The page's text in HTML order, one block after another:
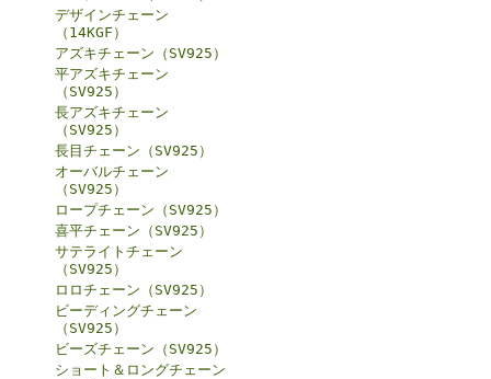
デザインチェーン
（14KGF）
アズキチェーン（SV925）
平アズキチェーン
（SV925）
長アズキチェーン
（SV925）
長目チェーン（SV925）
オーバルチェーン
（SV925）
ロープチェーン（SV925）
喜平チェーン（SV925）
サテライトチェーン
（SV925）
ロロチェーン（SV925）
ビーディングチェーン
（SV925）
ビーズチェーン（SV925）
ショート＆ロングチェーン